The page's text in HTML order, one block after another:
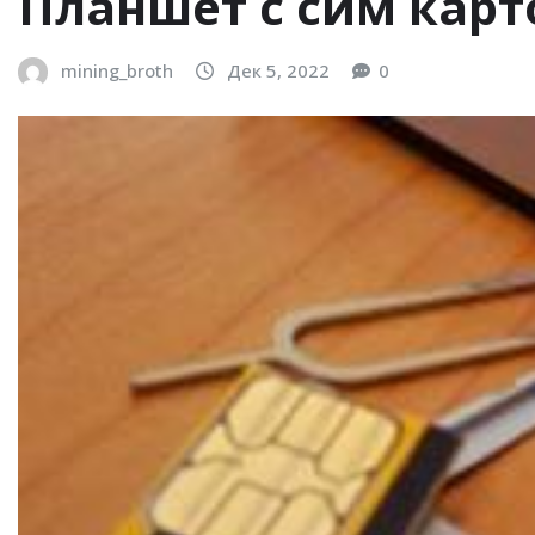
mining_broth Дек 5, 2022 0